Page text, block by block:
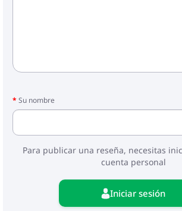
Su nombre
Para publicar una reseña, necesitas
cuenta personal
Iniciar sesión